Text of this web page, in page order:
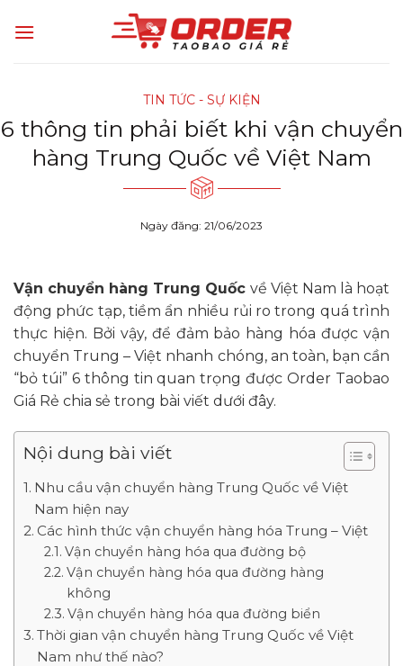
TIN TỨC - SỰ KIỆN
6 thông tin phải biết khi vận chuyển
hàng Trung Quốc về Việt Nam
Ngày đăng: 21/06/2023
Vận chuyển hàng Trung Quốc về Việt Nam là hoạt
động phức tạp, tiềm ẩn nhiều rủi ro trong quá trình
thực hiện. Bởi vậy, để đảm bảo hàng hóa được vận
chuyển Trung – Việt nhanh chóng, an toàn, bạn cần
“bỏ túi” 6 thông tin quan trọng được Order Taobao
Giá Rẻ chia sẻ trong bài viết dưới đây.
Nội dung bài viết
Nhu cầu vận chuyển hàng Trung Quốc về Việt
Nam hiện nay
Các hình thức vận chuyển hàng hóa Trung – Việt
Vận chuyển hàng hóa qua đường bộ
Vận chuyển hàng hóa qua đường hàng
không
Vận chuyển hàng hóa qua đường biển
Thời gian vận chuyển hàng Trung Quốc về Việt
Nam như thế nào?